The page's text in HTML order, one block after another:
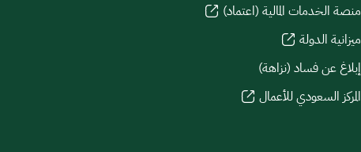
منصة الخدمات المالية (اعتماد)
ميزانية الدولة
إبلاغ عن فساد (نزاهة)
المركز السعودي للأعمال